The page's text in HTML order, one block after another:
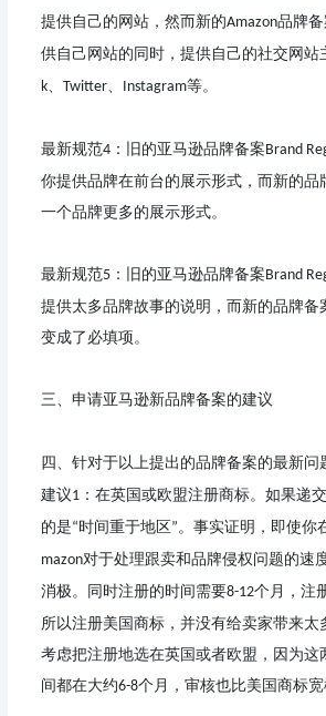
提供自己的网站，然而新的Amazon品牌
供自己网站的同时，提供自己的社交网站
k、 Twitter、 Instagram等。
最新规范4 ： 旧的亚马逊品牌备案Brand
你提供品牌在前台的展示形式，而新的品
一个品牌更多的展示形式。
最新规范5 ： 旧的亚马逊品牌备案Brand
提供太多品牌故事的说明，而新的品牌备
变成了必填项。
三、 申请亚马逊新品牌备案的建议
四、 针对于以上提出的品牌备案的最新问
建议1 ： 在英国或欧盟注册商标。如果递
的是“时间重于地区 ”。事实证明，即使你
mazon对于处理跟卖和品牌侵权问题的速
消极。同时注册的时间需要8-12个月，注
所以注册美国商标，并没有给卖家带来太
考虑把注册地选在英国或者欧盟，因为这
间都在大约6-8个月，审核也比美国商标宽